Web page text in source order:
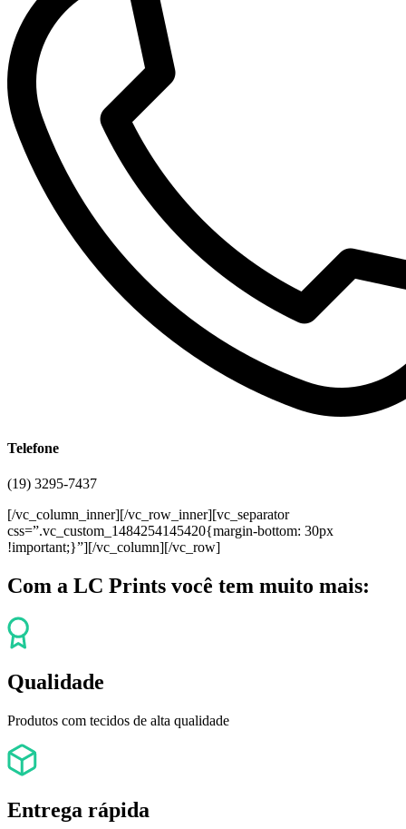
Telefone
(19) 3295-7437
[/vc_column_inner][/vc_row_inner][vc_separator
css=”.vc_custom_1484254145420{margin-bottom: 30px
!important;}”][/vc_column][/vc_row]
Com a LC Prints você tem muito mais:
Qualidade
Produtos com tecidos de alta qualidade
Entrega rápida